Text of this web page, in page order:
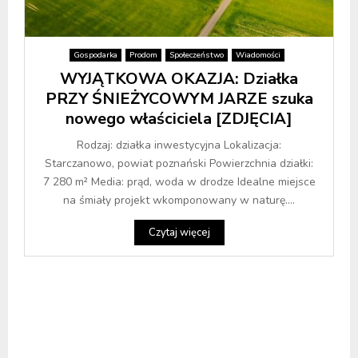
Gospodarka Prodom Społeczeństwo Wiadomości
WYJĄTKOWA OKAZJA: Działka
PRZY ŚNIEŻYCOWYM JARZE szuka
nowego właściciela [ZDJĘCIA]
Rodzaj: działka inwestycyjna Lokalizacja:
Starczanowo, powiat poznański Powierzchnia działki:
7 280 m² Media: prąd, woda w drodze Idealne miejsce
na śmiały projekt wkomponowany w naturę....
Czytaj więcej